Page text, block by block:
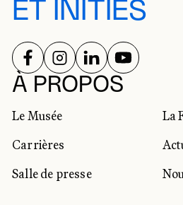
ET INITIÉS
À PROPOS
Le Musée
La
Carrières
Salle de presse
RÉSEAUX
SUIVEZ-NOUS SUR
SUIVEZ-NOUS SUR
SUIVEZ-SUIVEZ-